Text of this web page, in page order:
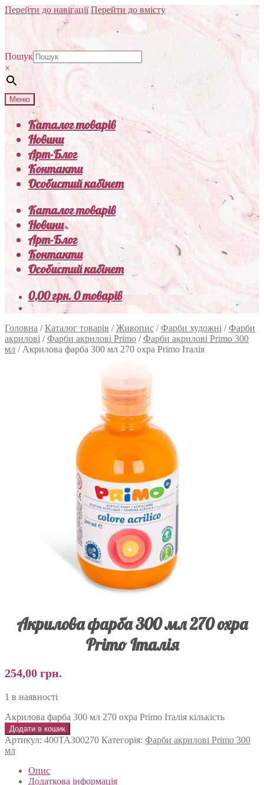
Перейти до навігації Перейти до вмісту
Пошук
×
Меню
Каталог товарів
Новини
Арт-Блог
Контакти
Особистий кабінет
Каталог товарів
Новини
Арт-Блог
Контакти
Особистий кабінет
0,00грн.0 товарів
Головна /Каталог товарів /Живопис /Фарби художні /Фарби
акрилові /Фарби акрилові Primo /Фарби акрилові Primo 300
мл / Акрилова фарба 300 мл 270 охра Primo Італія
Акрилова фарба 300 мл 270 охра
Primo Італія
254,00 грн.
1 в наявності
Акрилова фарба 300 мл 270 охра Primo Італія кількість
Додати в кошик
Артикул: 400TA300270 Категорія: Фарби акрилові Primo 300
мл
Опис
Додаткова інформація